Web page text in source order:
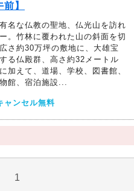
】
名な仏教の聖地、仏光山を訪れ
。竹林に覆われた山の斜面を切
さ約30万坪の敷地に、大雄宝
る仏殿群、高さ約32メートル
加えて、道場、学校、図書館、
館、宿泊施設...
ャンセル無料
1